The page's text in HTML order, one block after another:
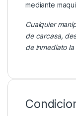
mediante
Cualquier
de carcasa,
de inmediato